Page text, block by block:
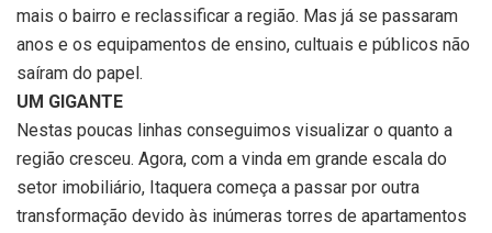
mais o bairro e reclassificar a região. Mas já se passaram
anos e os equipamentos de ensino, cultuais e públicos não
saíram do papel.
UM GIGANTE
Nestas poucas linhas conseguimos visualizar o quanto a
região cresceu. Agora, com a vinda em grande escala do
setor imobiliário, Itaquera começa a passar por outra
transformação devido às inúmeras torres de apartamentos